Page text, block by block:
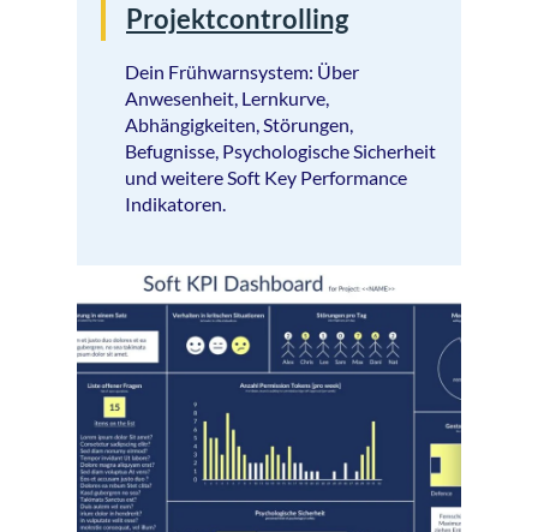
Projektcontrolling
Dein Frühwarnsystem: Über
Anwesenheit, Lernkurve,
Abhängigkeiten, Störungen,
Befugnisse, Psychologische Sicherheit
und weitere Soft Key Performance
Indikatoren.